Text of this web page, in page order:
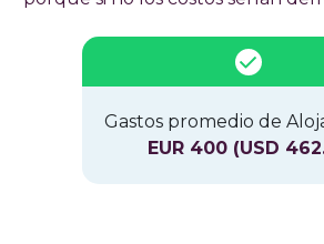
Gastos promedio de
EUR 400 (USD